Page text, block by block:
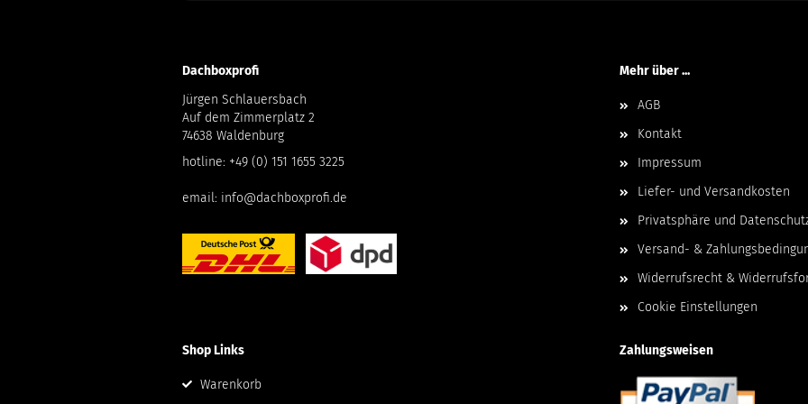
Dachboxprofi
Jürgen Schlauersbach
Auf dem Zimmerplatz 2
74638 Waldenburg
hotline: +49 (0) 151 1655 3225
email: info@dachboxprofi.de
Mehr über ...
AGB
Kontakt
Impressum
Liefer- und Versandkosten
Privatsphäre und
Versand- &
Widerrufsrecht &
Cookie Einstellungen
Shop Links
Warenkorb
Zahlungsweisen